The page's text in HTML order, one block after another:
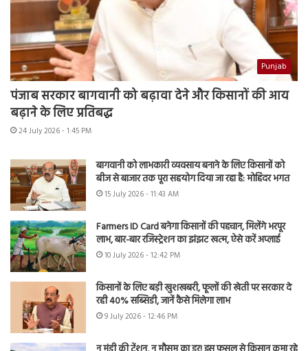
Punjab
पंजाब सरकार बागवानी को बढ़ावा देने और किसानों की आय
बढ़ाने के लिए प्रतिबद्ध
24 July 2026 - 1:45 PM
बागवानी को लाभकारी व्यवसाय बनाने के लिए किसानों को
बीज से बाजार तक पूरा सहयोग दिया जा रहा है: मोहिंदर भगत
15 July 2026 - 11:43 AM
Farmers ID Card बनेगा किसानों की पहचान, मिलेंगे भरपूर
लाभ, बार-बार रजिस्ट्रेशन का झंझट खत्म, ऐसे करें अप्लाई
10 July 2026 - 12:42 PM
किसानों के लिए बड़ी खुशखबरी, फूलों की खेती पर सरकार दे
रही 40% सब्सिडी, जानें कैसे मिलेगा लाभ
9 July 2026 - 12:46 PM